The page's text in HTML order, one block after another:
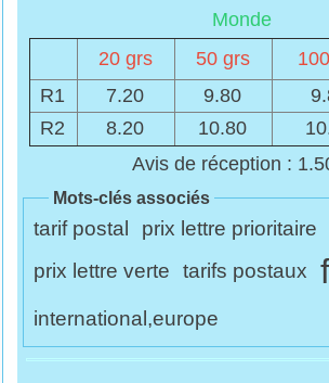
Monde
20 grs
50 grs
R1
7.20 9.80
R2
8.20 10.80
Avis de réception :
Mots-clés associés
tarif postal
prix lettre prioritaire
prix lettre verte
tarifs postaux
international,europe